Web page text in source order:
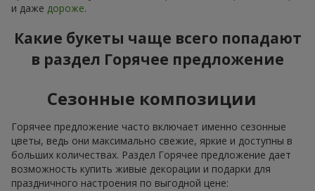
и даже дороже.
Какие букеты чаще всего попадают
в раздел Горячее предложение
Сезонные композиции
Горячее предложение часто включает именно сезонные
цветы, ведь они максимально свежие, яркие и доступны в
больших количествах. Раздел Горячее предложение дает
возможность купить живые декорации и подарки для
праздничного настроения по выгодной цене: